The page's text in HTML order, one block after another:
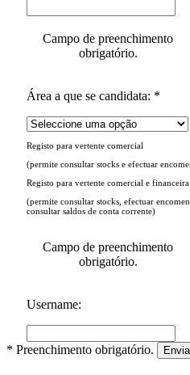
Campo de preenchimento
obrigatório.
Área a que se candidata: *
Registo para vertente comercial
(permite consultar stocks e efectuar
Registo para vertente comercial e financeira
(permite consultar stocks, efectuar
consultar saldos de conta corrente)
Campo de preenchimento
obrigatório.
Username:
* Preenchimento obrigatório.